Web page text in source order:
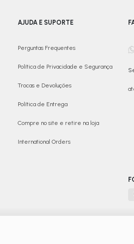
AJUDA E SUPORTE
Perguntas Frequentes
Política de Privacidade e Segurança
Trocas e Devoluções
Política de Entrega
Compre no site e retire na loja
International Orders
- CNPJ: 08.139.156/0015-65 Recife